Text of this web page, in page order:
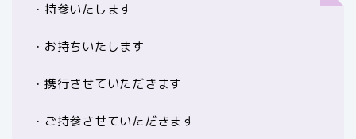
・持参いたします
・お持ちいたします
・携行させていただきます
・ご持参させていただきます